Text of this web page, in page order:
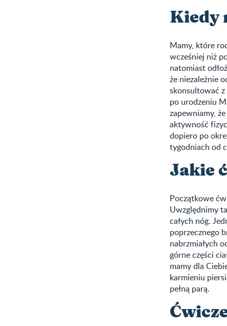
Kiedy
Mamy, które
wcześniej niż
natomiast
że niezależnie
skonsultować z
po urodzeniu
zapewniamy,
aktywność
dopiero po
tygodniach od
Jakie
Początkowe
Uwzględnimy
całych nóg.
poprzecznego
nabrzmiałych
górne części
mamy dla
karmieniu
pełną parą.